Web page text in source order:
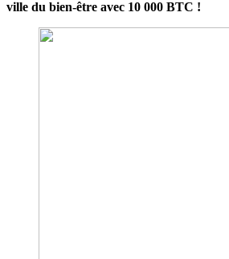
ville du bien-être avec 10 000 BTC !